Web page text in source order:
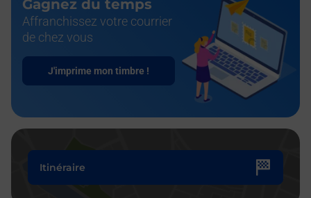
Gagnez du temps
Affranchissez votre courrier
de chez vous
J'imprime mon timbre !
Itinéraire